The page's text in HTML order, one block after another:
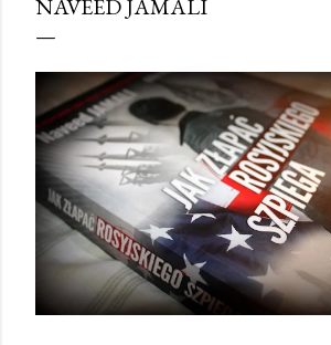
NAVEED JAMALI